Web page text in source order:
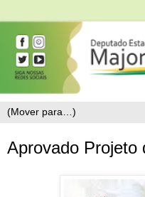
Aprovado Projeto